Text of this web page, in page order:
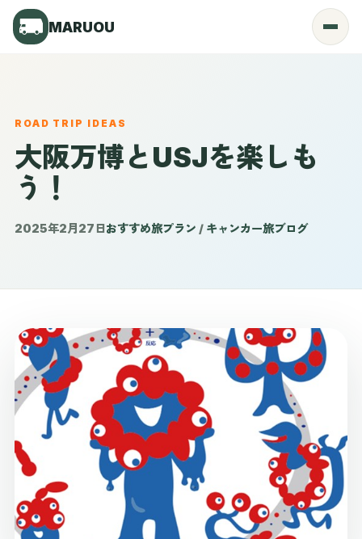
MARUOU Menu
ROAD TRIP IDEAS
大阪万博とUSJを楽しも
う！
2025年2月27日おすすめ旅プラン / キャンカー旅ブログ